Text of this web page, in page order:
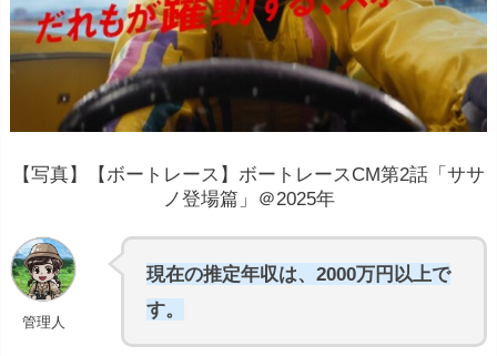
【写真】【ボートレース】ボートレースCM第2話「ササ
ノ登場篇」＠2025年
管理人
現在の推定年収は、2000万円以上で
す。